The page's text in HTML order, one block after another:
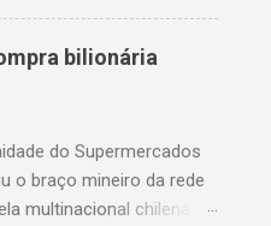
bilionária
do Supermercados
o braço mineiro da rede
multinacional chilena